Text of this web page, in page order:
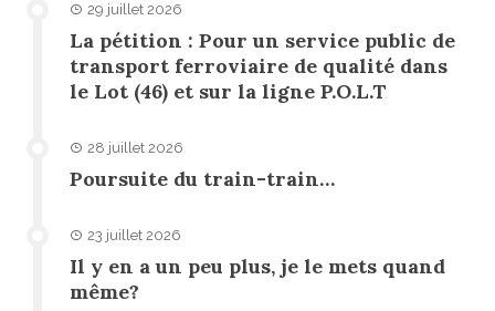
29 juillet 2026
La pétition : Pour un service public de
transport ferroviaire de qualité dans
le Lot (46) et sur la ligne P.O.L.T
28 juillet 2026
Poursuite du train-train…
23 juillet 2026
Il y en a un peu plus, je le mets quand
même?